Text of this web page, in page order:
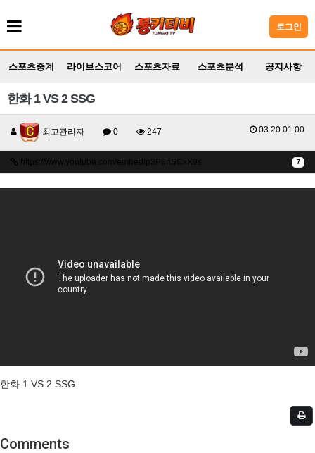
로그인
스포츠중계 라이브스코어 스포츠자료 스포츠분석 공지사항
한화 1 VS 2 SSG
최고관리자 0 247 03.20 01:00
7
https://www.youtube.com/embed/p3P8nSCxX9s
한화 1 VS 2 SSG
Comments